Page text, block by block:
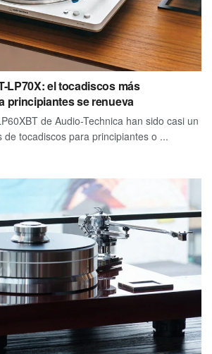
LP70X: el tocadiscos más
principiantes se renueva
de Audio-Technica han sido casi un
de tocadiscos para principiantes o ...